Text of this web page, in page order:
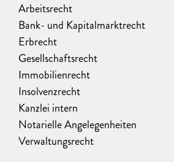
Arbeitsrecht
Bank- und Kapitalmarktrecht
Erbrecht
Gesellschaftsrecht
Immobilienrecht
Insolvenzrecht
Kanzlei intern
Notarielle Angelegenheiten
Verwaltungsrecht